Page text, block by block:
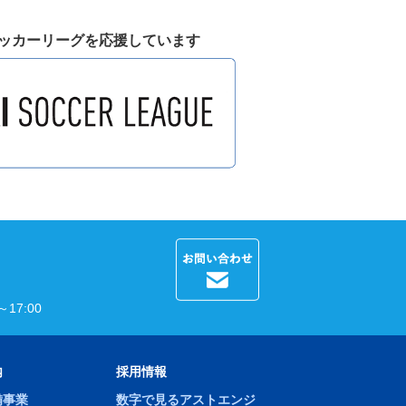
カーリーグを応援しています
17:00
事業
採用情報
数字で見るアストエンジ